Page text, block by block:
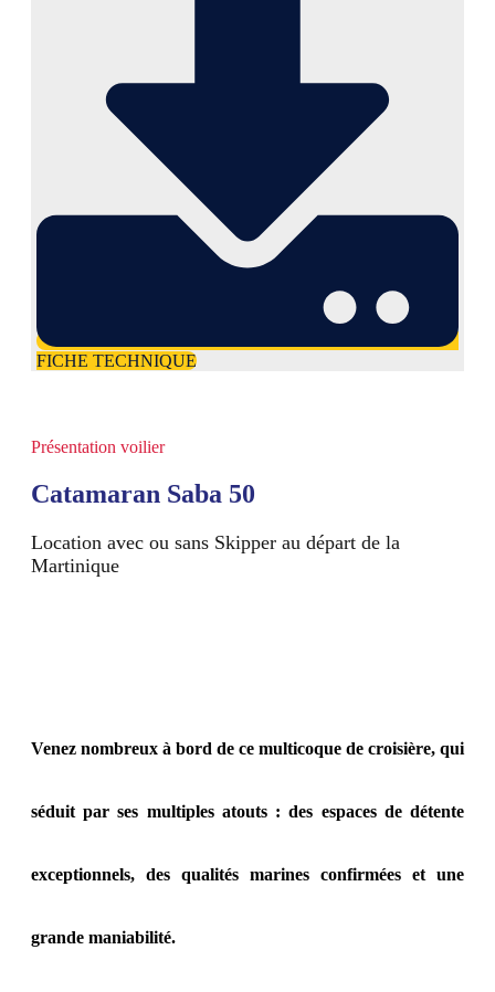
FICHE TECHNIQUE
Présentation voilier
Catamaran Saba 50
Location avec ou sans Skipper au départ de la
Martinique
Venez nombreux à bord de ce multicoque de croisière, qui
séduit par ses multiples atouts : des espaces de détente
exceptionnels, des qualités marines confirmées et une
grande maniabilité.